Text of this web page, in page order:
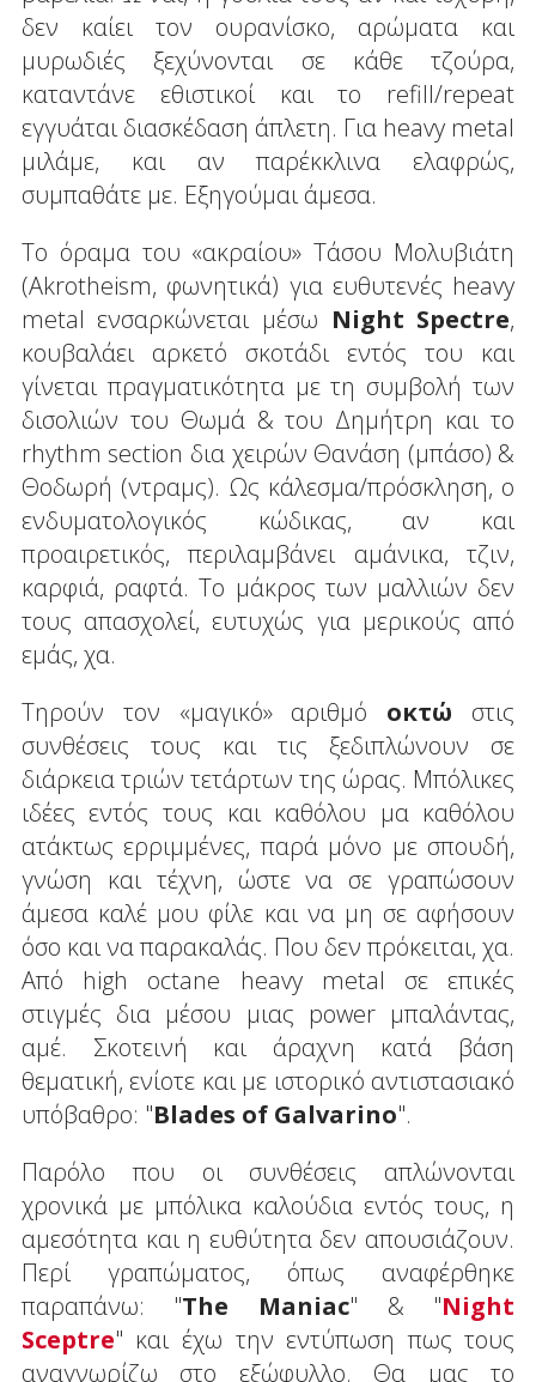
δεν καίει τον ουρανίσκο, αρώματα και
μυρωδιές ξεχύνονται σε κάθε τζούρα,
καταντάνε εθιστικοί και το refill/repeat
εγγυάται διασκέδαση άπλετη. Για heavy metal
μιλάμε, και αν παρέκκλινα ελαφρώς,
συμπαθάτε με. Εξηγούμαι άμεσα.
Το όραμα του «ακραίου» Τάσου Μολυβιάτη
(Akrotheism, φωνητικά) για ευθυτενές heavy
metal ενσαρκώνεται μέσω Night Spectre,
κουβαλάει αρκετό σκοτάδι εντός του και
γίνεται πραγματικότητα με τη συμβολή των
δισολιών του Θωμά & του Δημήτρη και το
rhythm section δια χειρών Θανάση (μπάσο) &
Θοδωρή (ντραμς). Ως κάλεσμα/πρόσκληση, ο
ενδυματολογικός κώδικας, αν και
προαιρετικός, περιλαμβάνει αμάνικα, τζιν,
καρφιά, ραφτά. Το μάκρος των μαλλιών δεν
τους απασχολεί, ευτυχώς για μερικούς από
εμάς, χα.
Τηρούν τον «μαγικό» αριθμό οκτώ στις
συνθέσεις τους και τις ξεδιπλώνουν σε
διάρκεια τριών τετάρτων της ώρας. Μπόλικες
ιδέες εντός τους και καθόλου μα καθόλου
ατάκτως ερριμμένες, παρά μόνο με σπουδή,
γνώση και τέχνη, ώστε να σε γραπώσουν
άμεσα καλέ μου φίλε και να μη σε αφήσουν
όσο και να παρακαλάς. Που δεν πρόκειται, χα.
Από high octane heavy metal σε επικές
στιγμές δια μέσου μιας power μπαλάντας,
αμέ. Σκοτεινή και άραχνη κατά βάση
θεματική, ενίοτε και με ιστορικό αντιστασιακό
υπόβαθρο: "Blades of Galvarino".
Παρόλο που οι συνθέσεις απλώνονται
χρονικά με μπόλικα καλούδια εντός τους, η
αμεσότητα και η ευθύτητα δεν απουσιάζουν.
Περί γραπώματος, όπως αναφέρθηκε
παραπάνω: "The Maniac" & "Night
Sceptre" και έχω την εντύπωση πως τους
αναγνωρίζω στο εξώφυλλο. Θα μας το